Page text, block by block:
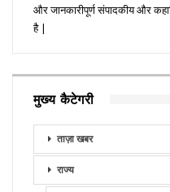
और जानकारीपूर्ण संपादकीय और
है |
मुख्य कैटेगरी
ताज़ा खबर
राज्य